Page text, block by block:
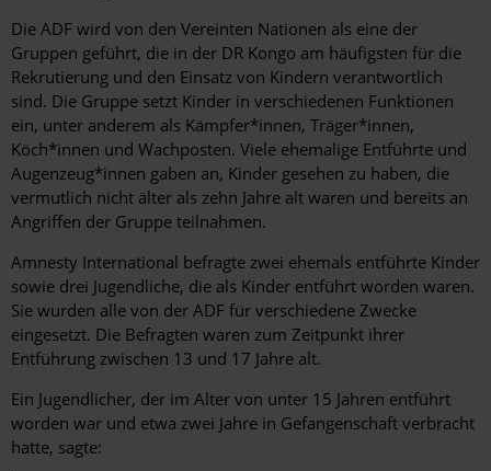
Die ADF wird von den Vereinten Nationen als eine der
Gruppen geführt, die in der DR Kongo am häufigsten für die
Rekrutierung und den Einsatz von Kindern verantwortlich
sind. Die Gruppe setzt Kinder in verschiedenen Funktionen
ein, unter anderem als Kämpfer*innen, Träger*innen,
Köch*innen und Wachposten. Viele ehemalige Entführte und
Augenzeug*innen gaben an, Kinder gesehen zu haben, die
vermutlich nicht älter als zehn Jahre alt waren und bereits an
Angriffen der Gruppe teilnahmen.
Amnesty International befragte zwei ehemals entführte Kinder
sowie drei Jugendliche, die als Kinder entführt worden waren.
Sie wurden alle von der ADF für verschiedene Zwecke
eingesetzt. Die Befragten waren zum Zeitpunkt ihrer
Entführung zwischen 13 und 17 Jahre alt.
Ein Jugendlicher, der im Alter von unter 15 Jahren entführt
worden war und etwa zwei Jahre in Gefangenschaft verbracht
hatte, sagte: